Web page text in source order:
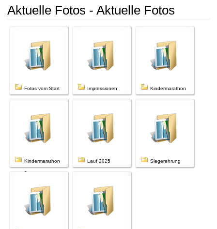
Aktuelle Fotos - Aktuelle Fotos
Fotos vom Start Impressionen Kindermarathon
Kindermarathon
2
Lauf 2025 Siegerehrung